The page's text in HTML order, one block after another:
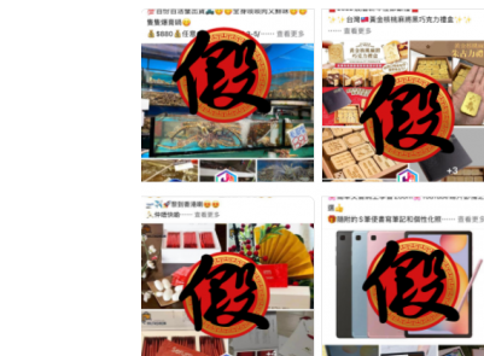
2023-12-18
向均羚：打破美西方政治破壞 積極投入
1210區議會選舉
2023-12-02
選舉日踴躍投票
2023-11-30